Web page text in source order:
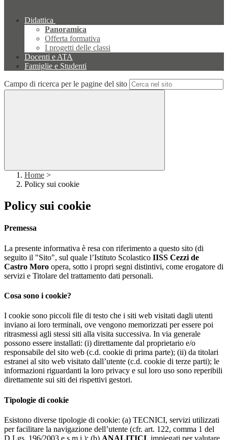
Didattica
Panoramica
Offerta formativa
I progetti delle classi
Docenti e ATA
Famiglie e Studenti
Campo di ricerca per le pagine del sito
Home >
Policy sui cookie
Policy sui cookie
Premessa
La presente informativa è resa con riferimento a questo sito (di
seguito il "Sito", sul quale l’Istituto Scolastico IISS Cezzi de
Castro Moro opera, sotto i propri segni distintivi, come erogatore di
servizi e Titolare del trattamento dati personali.
Cosa sono i cookie?
I cookie sono piccoli file di testo che i siti web visitati dagli utenti
inviano ai loro terminali, ove vengono memorizzati per essere poi
ritrasmessi agli stessi siti alla visita successiva. In via generale
possono essere installati: (i) direttamente dal proprietario e/o
responsabile del sito web (c.d. cookie di prima parte); (ii) da titolari
estranei al sito web visitato dall’utente (c.d. cookie di terze parti); le
informazioni riguardanti la loro privacy e sul loro uso sono reperibili
direttamente sui siti dei rispettivi gestori.
Tipologie di cookie
Esistono diverse tipologie di cookie: (a) TECNICI, servizi utilizzati
per facilitare la navigazione dell’utente (cfr. art. 122, comma 1 del
D.Lgs. 196/2003 e s.m.i.); (b) ANALITICI, impiegati per valutare